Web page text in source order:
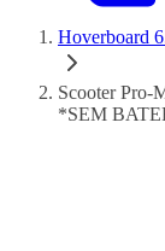
Hoverboard
Scooter Pro-
*SEM